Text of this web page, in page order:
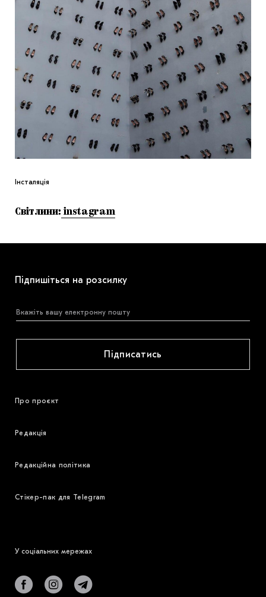
Інсталяція
Світлини: instagram
Підпишіться на розсилку
Підписатись
Про проєкт
Редакція
Редакційна політика
Стікер-пак для Telegram
У соціальних мережах